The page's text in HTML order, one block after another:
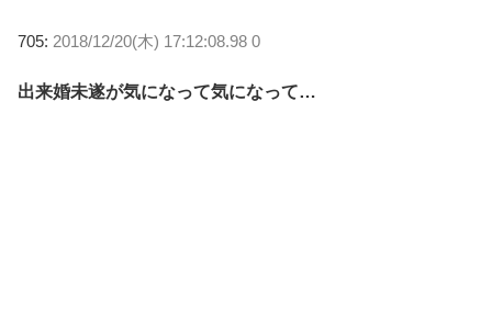
705: 2018/12/20(木) 17:12:08.98 0
出来婚未遂が気になって気になって…